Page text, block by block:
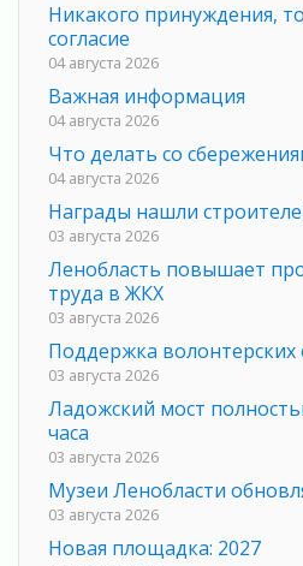
Никакого принуждения,
согласие
04 августа 2026
Важная информация
04 августа 2026
Что делать со
04 августа 2026
Награды нашли
03 августа 2026
Ленобласть повышает
труда в ЖКХ
03 августа 2026
Поддержка
03 августа 2026
Ладожский мост
часа
03 августа 2026
Музеи Ленобласти
03 августа 2026
Новая площадка: 2027